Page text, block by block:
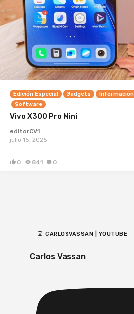
Edición Especial Gadgets Información
Software
Vivo X300 Pro Mini
editorCV1
julio 15, 2025
0 841 0
CARLOSVASSAN | YOUTUBE
Carlos Vassan